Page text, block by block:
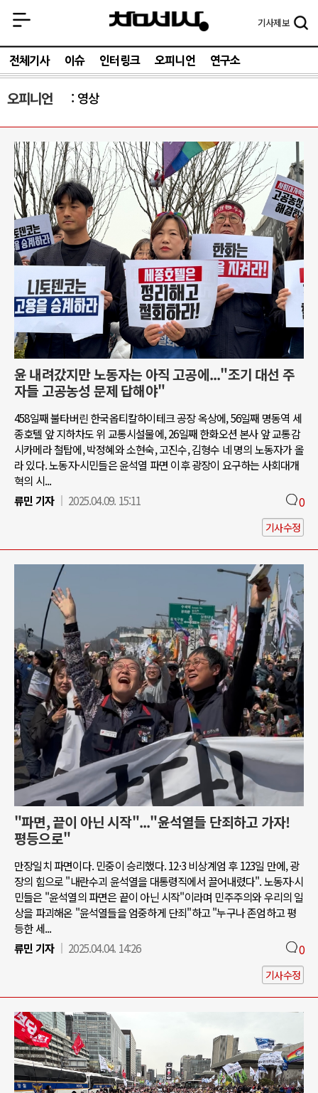
기사제보
전체기사 이슈 인터링크 오피니언 연구소
오피니언 영상
윤 내려갔지만 노동자는 아직 고공에..."조기 대선 주
자들 고공농성 문제 답해야"
458일째 불타버린 한국옵티칼하이테크 공장 옥상에, 56일째 명동역 세
종호텔 앞 지하차도 위 교통시설물에, 26일째 한화오션 본사 앞 교통감
시카메라 철탑에, 박정혜와 소현숙, 고진수, 김형수 네 명의 노동자가 올
라 있다. 노동자·시민들은 윤석열 파면 이후 광장이 요구하는 사회대개
혁의 시...
류민 기자
2025.04.09. 15:11 0
기사수정
"파면, 끝이 아닌 시작"..."윤석열들 단죄하고 가자!
평등으로"
만장일치 파면이다. 민중이 승리했다. 12·3 비상계엄 후 123일 만에, 광
장의 힘으로 "내란수괴 윤석열을 대통령직에서 끌어내렸다". 노동자∙시
민들은 "윤석열의 파면은 끝이 아닌 시작"이라며 민주주의와 우리의 일
상을 파괴해온 "윤석열들을 엄중하게 단죄"하고 "누구나 존엄하고 평
등한 세...
류민 기자
2025.04.04. 14:26 0
기사수정